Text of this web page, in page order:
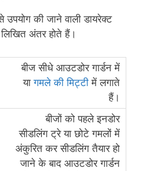
की जाने वाली डायरेक्ट
अंतर होते हैं।
बीज सीधे आउटडोर गार्डन में
यागमले की मिट्टी में लगाते
हैं।
बीजों को पहले इनडोर
सीडलिंग ट्रे या छोटे गमलों में
अंकुरित कर सीडलिंग तैयार हो
जाने के बाद आउटडोर गार्डन